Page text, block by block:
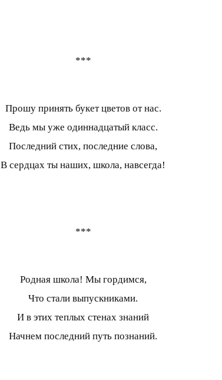
***
Прошу принять букет цветов от нас.
Ведь мы уже одиннадцатый класс.
Последний стих, последние слова,
В сердцах ты наших, школа, навсегда!
***
Родная школа! Мы гордимся,
Что стали выпускниками.
И в этих теплых стенах знаний
Начнем последний путь познаний.